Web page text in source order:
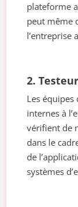
plateforme
peut même
l’entreprise
2.
Les équipes
internes à
vérifient de
dans le
de
systèmes